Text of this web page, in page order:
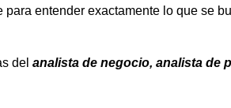
entender exactamente lo que se
del analista de negocio, analista de